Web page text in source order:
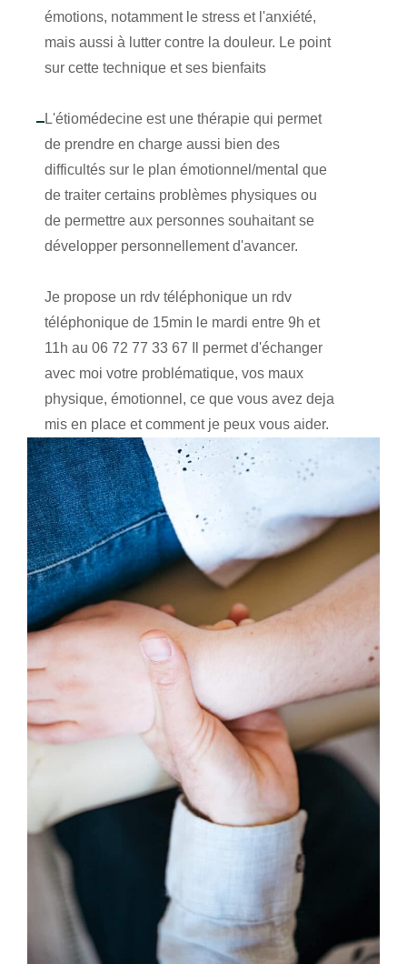
émotions, notamment le stress et l'anxiété,
mais aussi à lutter contre la douleur. Le point
sur cette technique et ses bienfaits
L'étiomédecine est une thérapie qui permet
de prendre en charge aussi bien des
difficultés sur le plan émotionnel/mental que
de traiter certains problèmes physiques ou
de permettre aux personnes souhaitant se
développer personnellement d'avancer.
Je propose un rdv téléphonique un rdv
téléphonique de 15min le mardi entre 9h et
11h au 06 72 77 33 67 Il permet d'échanger
avec moi votre problématique, vos maux
physique, émotionnel, ce que vous avez deja
mis en place et comment je peux vous aider.